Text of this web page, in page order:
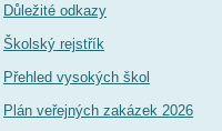
Důležité odkazy
Školský rejstřík
Přehled vysokých škol
Plán veřejných zakázek 2026